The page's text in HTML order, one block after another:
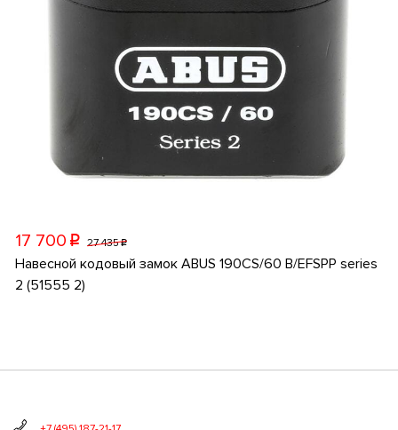
17 700 p 27 435p
Навесной кодовый замок ABUS 190CS/60 B/EFSPP series
2 (51555 2)